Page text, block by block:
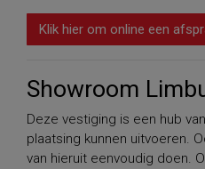
Klik hier om online een
Showroom
Deze vestiging is een hub
plaatsing kunnen uitvoeren.
van hieruit eenvoudig doen.